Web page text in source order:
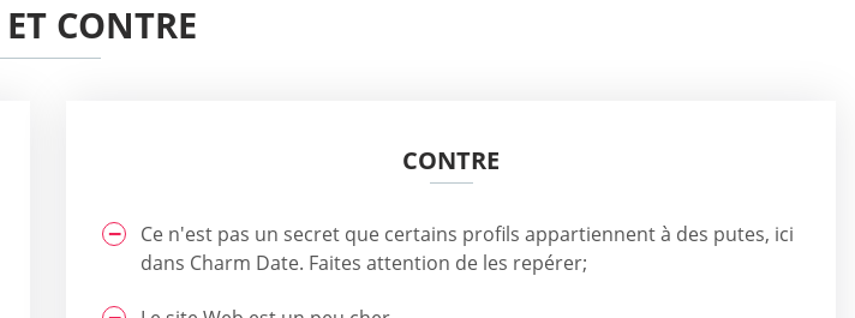
CONTRE
CONTRE
Ce n'est pas un secret que certains profils appartiennent à des putes, ici
dans Charm Date. Faites attention de les repérer;